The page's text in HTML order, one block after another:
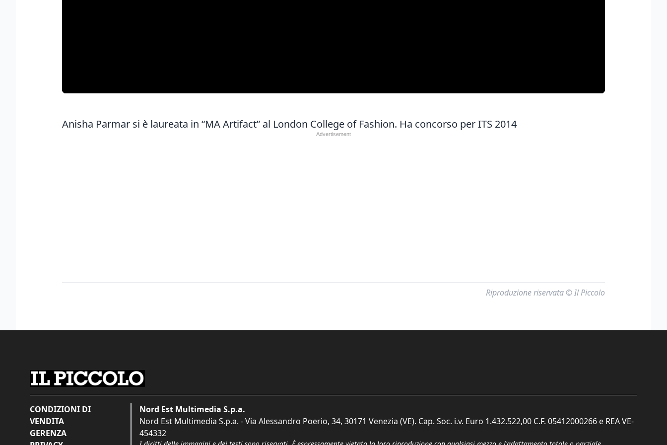
Anisha Parmar si è laureata in “MA Artifact” al London College of Fashion. Ha concorso per ITS 2014
Riproduzione riservata © Il Piccolo
CONDIZIONI DI
VENDITA
GERENZA
Nord Est Multimedia S.p.a.
Nord Est Multimedia S.p.a. - Via Alessandro Poerio, 34, 30171 Venezia (VE). Cap. Soc. i.v. Euro 1.432.522,00 C.F. 05412000266 e REA VE-
454332